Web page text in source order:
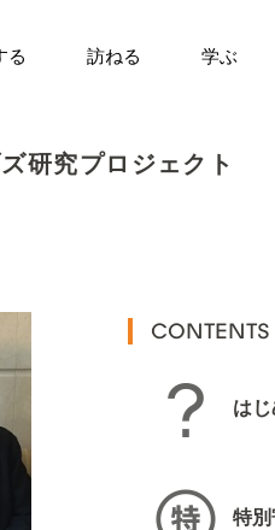
る 訪ねる 学ぶ
研究プロジェクト
CONTENTS
は
特